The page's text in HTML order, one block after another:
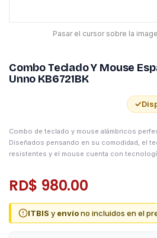
Pasar el cursor sobre la
Combo Teclado Y Mouse
Unno KB6721BK
✓
Combo de teclado y mouse alámbricos
Diseñados pensando en su comodidad, el
resistentes y el mouse cuenta con
RD$ 980.00
ITBIS y envíono incluidos en el